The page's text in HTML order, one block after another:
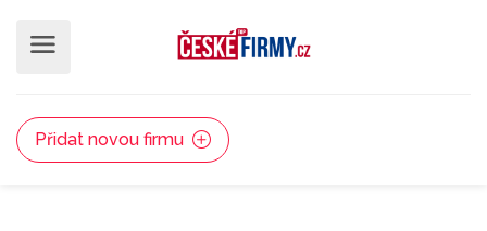
Přidat novou firmu